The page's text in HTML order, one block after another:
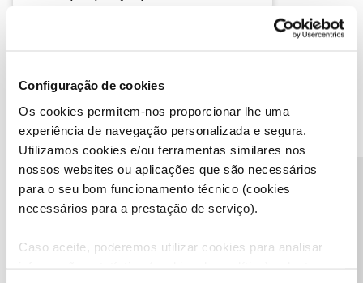
Configuração de cookies
Os cookies permitem-nos proporcionar lhe uma
experiência de navegação personalizada e segura.
Utilizamos cookies e/ou ferramentas similares nos
nossos websites ou aplicações que são necessários
para o seu bom funcionamento técnico (cookies
necessários para a prestação de serviço).
Caso aceite, poderemos utilizar cookies para analisar
Descubra as novidades de junho